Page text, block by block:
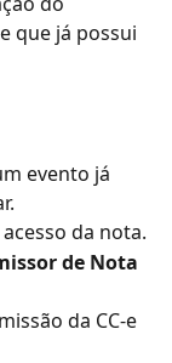
que já possui
evento já
da nota.
de Nota
da CC-e